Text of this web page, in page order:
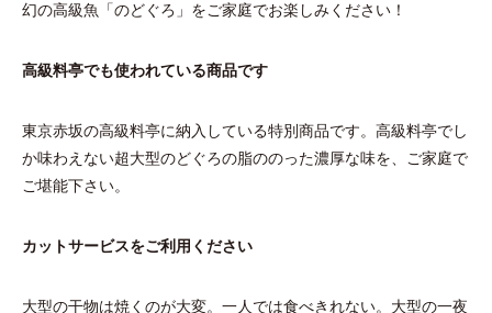
幻の高級魚「のどぐろ」をご家庭でお楽しみください！
高級料亭でも使われている商品です
東京赤坂の高級料亭に納入している特別商品です。高級料亭でし
か味わえない超大型のどぐろの脂ののった濃厚な味を、ご家庭で
ご堪能下さい。
カットサービスをご利用ください
大型の干物は焼くのが大変。一人では食べきれない。大型の一夜